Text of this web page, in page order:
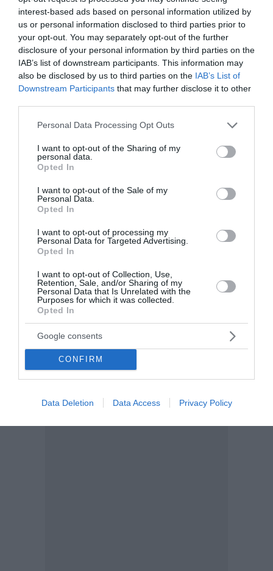
interest-based ads based on personal information utilized by
us or personal information disclosed to third parties prior to
your opt-out. You may separately opt-out of the further
disclosure of your personal information by third parties on the
IAB’s list of downstream participants. This information may
also be disclosed by us to third parties on the IAB’s List of
Downstream Participants that may further disclose it to other
Please note that this website/app uses one or more Google
not limited to your visit or usage behaviour. You may click to
grant or deny consent to Google and its third-party tags to
use your data for below specified purposes in below Google
consent section.
Personal Data Processing Opt Outs
I want to opt-out of the Sharing of my
personal data.
Opted In
I want to opt-out of the Sale of my
Personal Data.
Opted In
I want to opt-out of processing my
Personal Data for Targeted Advertising.
Opted In
I want to opt-out of Collection, Use,
Retention, Sale, and/or Sharing of my
Personal Data that Is Unrelated with the
Purposes for which it was collected.
Opted In
Google consents
CONFIRM
Data Deletion Data Access Privacy Policy
Χαλκιδική: Επιχείρηση
μεταφοράς 49χρονης Γερμανίδας
που τραυματίστηκε σε δύσβατο
σημείο
Πυροσβέστες εντόπισαν τραυματισμένη στο πόδι
της Συκιάς στη Χαλκιδική. Οι πυροσβέστες
μετέφεραν τη γυναίκα με φορείο σε ασφαλές σημείο,
16:03 | 07 Αυγούστου 2026 Ελλάδα